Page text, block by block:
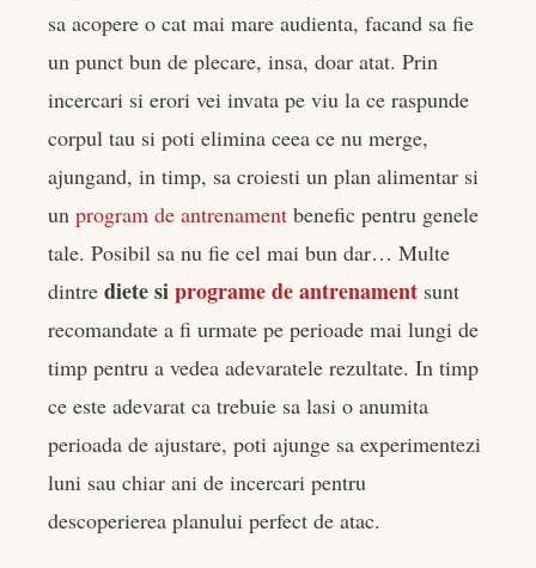
sa acopere o cat mai mare audienta, facand sa fie
un punct bun de plecare, insa, doar atat. Prin
incercari si erori vei invata pe viu la ce raspunde
corpul tau si poti elimina ceea ce nu merge,
ajungand, in timp, sa croiesti un plan alimentar si
un program de antrenament benefic pentru genele
tale. Posibil sa nu fie cel mai bun dar… Multe
dintre diete siprograme de antrenament sunt
recomandate a fi urmate pe perioade mai lungi de
timp pentru a vedea adevaratele rezultate. In timp
ce este adevarat ca trebuie sa lasi o anumita
perioada de ajustare, poti ajunge sa experimentezi
luni sau chiar ani de incercari pentru
descoperierea planului perfect de atac.